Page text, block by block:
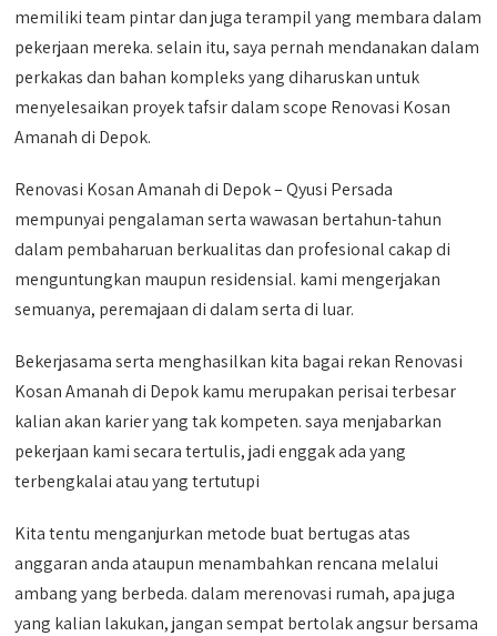
memiliki team pintar dan juga terampil yang membara dalam
pekerjaan mereka. selain itu, saya pernah mendanakan dalam
perkakas dan bahan kompleks yang diharuskan untuk
menyelesaikan proyek tafsir dalam scope Renovasi Kosan
Amanah di Depok.
Renovasi Kosan Amanah di Depok – Qyusi Persada
mempunyai pengalaman serta wawasan bertahun-tahun
dalam pembaharuan berkualitas dan profesional cakap di
menguntungkan maupun residensial. kami mengerjakan
semuanya, peremajaan di dalam serta di luar.
Bekerjasama serta menghasilkan kita bagai rekan Renovasi
Kosan Amanah di Depok kamu merupakan perisai terbesar
kalian akan karier yang tak kompeten. saya menjabarkan
pekerjaan kami secara tertulis, jadi enggak ada yang
terbengkalai atau yang tertutupi
Kita tentu menganjurkan metode buat bertugas atas
anggaran anda ataupun menambahkan rencana melalui
ambang yang berbeda. dalam merenovasi rumah, apa juga
yang kalian lakukan, jangan sempat bertolak angsur bersama